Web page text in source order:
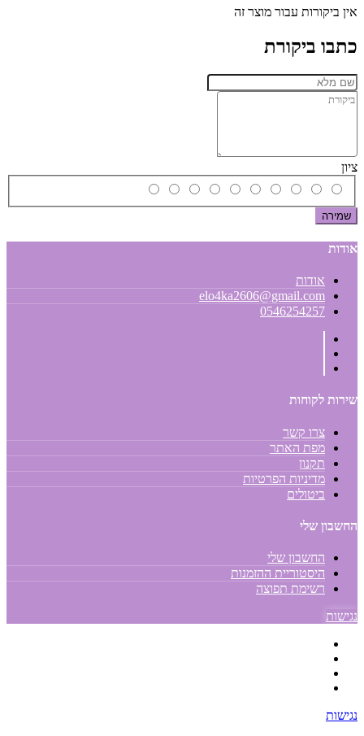
אין ביקורות עבור מוצר זה
כתבו ביקורת
ציון
שמירה
אודות
אודות
elo4ka2606@gmail.com
0546254257
שירות לקוחות
צרו קשר
מפת האתר
תקנון
מדיניות הפרטיות
ביטולים
החשבון שלי
החשבון שלי
היסטוריית ההזמנות
רשימת תפוצה
נגישות
נגישות